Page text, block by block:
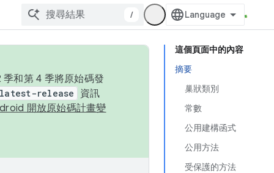
/
這個頁面中的內容
摘要
巢狀類別
常數
公用建構函式
公用方法
受保護的方法
和第 4 季將原始碼發
release
資訊
開放原始碼計畫變